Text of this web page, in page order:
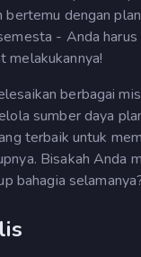
bertemu dengan
- Anda
melakukannya!
berbagai
sumber daya
terbaik untuk
Bisakah Anda
bahagia